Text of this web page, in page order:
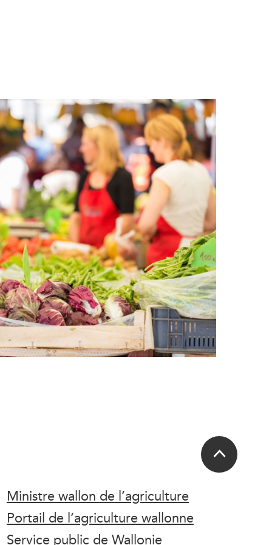
Ministre wallon de l’agriculture
Portail de l’agriculture wallonne
Service public de Wallonie